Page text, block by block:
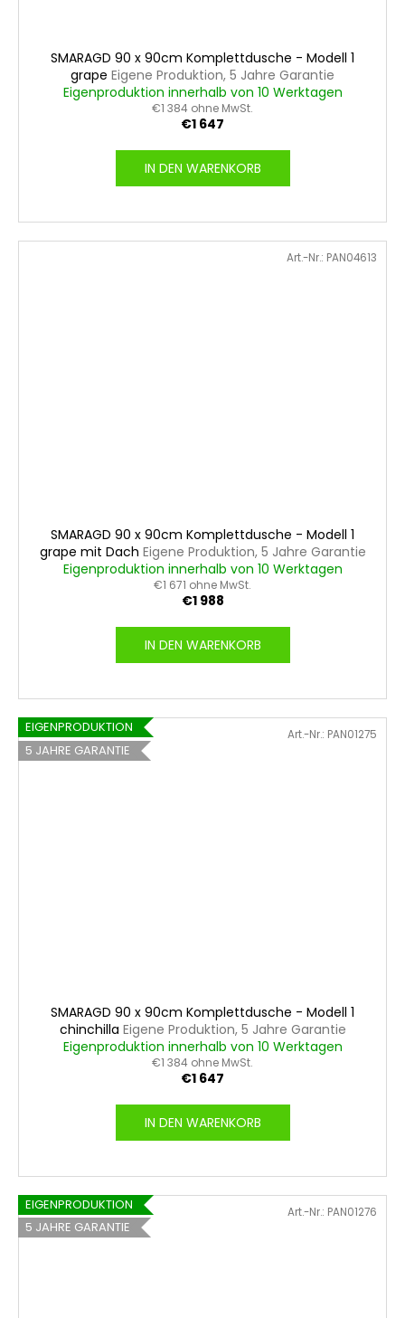
SMARAGD 90 x 90cm Komplettdusche - Modell 1
grape Eigene Produktion, 5 Jahre Garantie
Eigenproduktion innerhalb von 10 Werktagen
€1 384 ohne MwSt.
€1 647
IN DEN WARENKORB
SMARAGD 90 x 90cm Komplettdusche - Modell 1
grape mit Dach Eigene Produktion, 5 Jahre Garantie
Eigenproduktion innerhalb von 10 Werktagen
€1 671 ohne MwSt.
€1 988
IN DEN WARENKORB
Art.-Nr.: PAN04613
EIGENPRODUKTION
5 JAHRE GARANTIE
SMARAGD 90 x 90cm Komplettdusche - Modell 1
chinchilla Eigene Produktion, 5 Jahre Garantie
Eigenproduktion innerhalb von 10 Werktagen
€1 384 ohne MwSt.
€1 647
IN DEN WARENKORB
Art.-Nr.: PAN01275
EIGENPRODUKTION
5 JAHRE GARANTIE
Art.-Nr.: PAN01276